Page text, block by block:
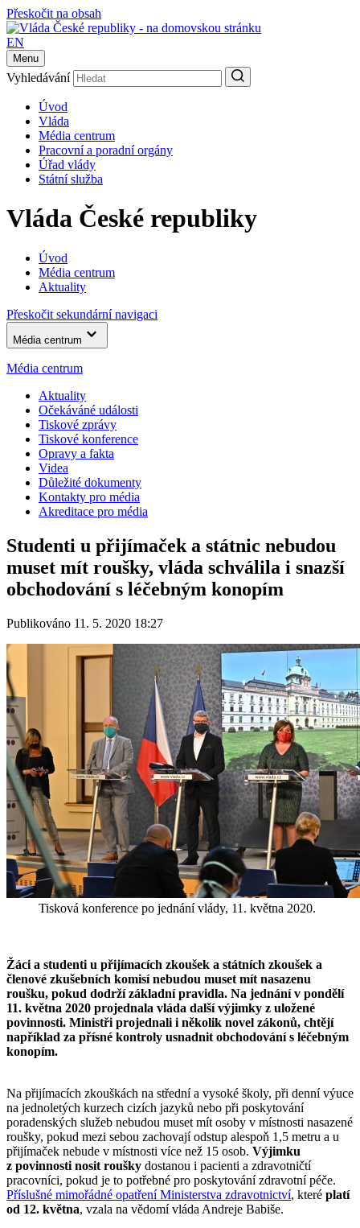
Přeskočit na obsah
EN
Menu
Vyhledávání
Úvod
Vláda
Média centrum
Pracovní a poradní orgány
Úřad vlády
Státní služba
Vláda České republiky
Úvod
Média centrum
Aktuality
Přeskočit sekundární navigaci
Média centrum
Média centrum
Aktuality
Očekáváné události
Tiskové zprávy
Tiskové konference
Opravy a fakta
Videa
Důležité dokumenty
Kontakty pro média
Akreditace pro média
Studenti u přijímaček a státnic nebudou
muset mít roušky, vláda schválila i snazší
obchodování s léčebným konopím
Publikováno 11. 5. 2020 18:27
Tisková konference po jednání vlády, 11. května 2020.
Žáci a studenti u přijímacích zkoušek a státních zkoušek a
členové zkušebních komisí nebudou muset mít nasazenu
roušku, pokud dodrží základní pravidla. Na jednání v pondělí
11. května 2020 projednala vláda další výjimky z uložené
povinnosti. Ministři projednali i několik novel zákonů, chtějí
například za přísné kontroly usnadnit obchodování s léčebným
konopím.
Na přijímacích zkouškách na střední a vysoké školy, při denní výuce
na jednoletých kurzech cizích jazyků nebo při poskytování
poradenských služeb nebudou muset mít osoby v místnosti nasazené
roušky, pokud mezi sebou zachovají odstup alespoň 1,5 metru a u
přijímaček nebude v místnosti více než 15 osob. Výjimku
z povinnosti nosit roušky dostanou i pacienti a zdravotničtí
pracovníci, pokud je to potřebné pro poskytování zdravotní péče.
Příslušné mimořádné opatření Ministerstva zdravotnictví, které platí
od 12. května, vzala na vědomí vláda Andreje Babiše.